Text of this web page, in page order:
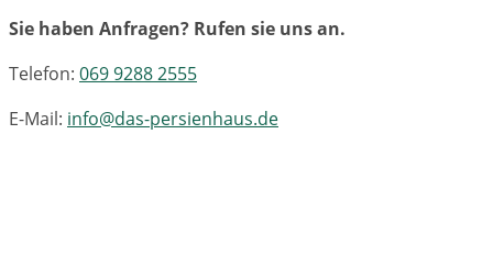
Sie haben Anfragen? Rufen sie uns an.
Telefon: 069 9288 2555
E-Mail: info@das-persienhaus.de